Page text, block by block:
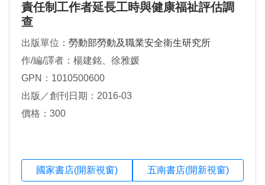
責任制工作者延長工時與健康福祉評估調
查
出版單位： 勞動部勞動及職業安全衛生研究所
作/編/譯者：楊建銘、徐雅媛
GPN：1010500600
出版／創刊日期：2016-03
價格：300
國家書店(開新視窗) 五南書店(開新視窗)